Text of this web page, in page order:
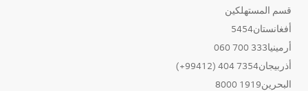
قسم المستهلكين
أفغانستان5454
أرمينيا333 700 060
أذربيجان7354 404 (99412+)
البحرين1919 8000